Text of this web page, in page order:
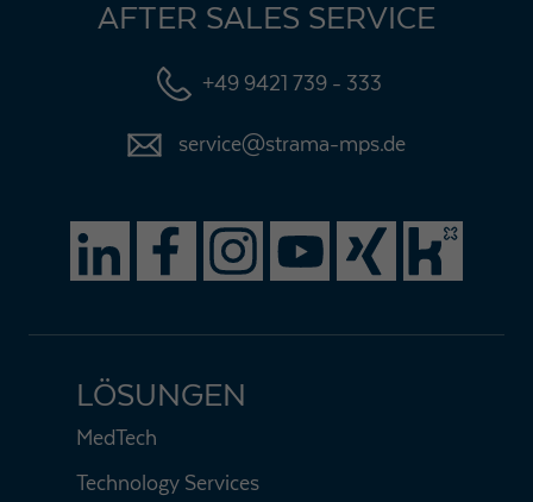
AFTER SALES SERVICE
+49 9421 739 - 333
service@strama-mps.de
LÖSUNGEN
MedTech
Technology Services